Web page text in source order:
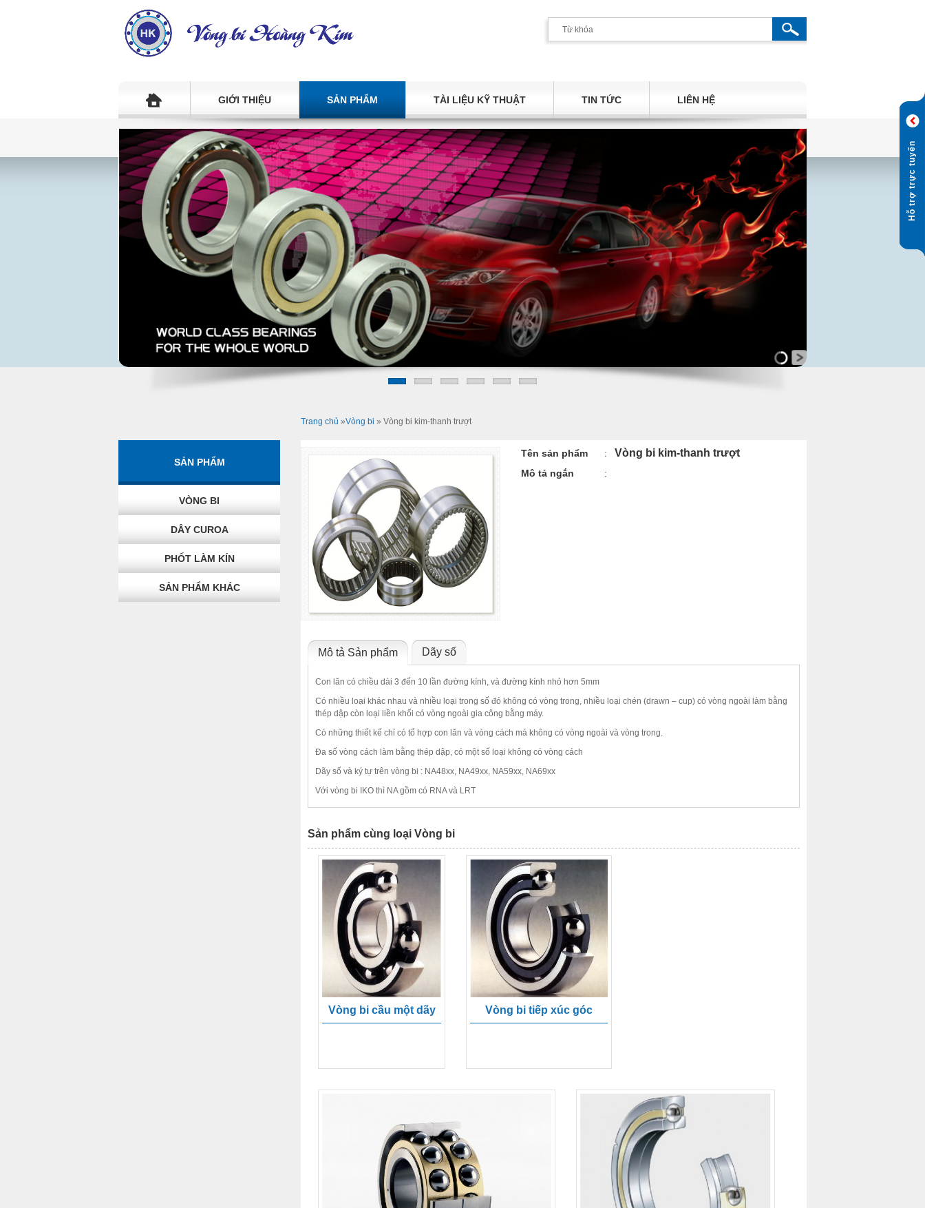
GIỚI THIỆU SẢN PHẨM TÀI LIỆU KỸ THUẬT TIN TỨC LIÊN HỆ
Trang chủ »Vòng bi » Vòng bi kim-thanh trượt
SẢN PHẨM
VÒNG BI
DÂY CUROA
PHỐT LÀM KÍN
SẢN PHẨM KHÁC
Tên sản phẩm : Vòng bi kim-thanh trượt
Mô tả ngắn :
Mô tả Sản phẩm Dãy số
Con lăn có chiều dài 3 đến 10 lần đường kính, và đường kính nhỏ hơn 5mm
Có nhiều loại khác nhau và nhiều loại trong số đó không có vòng trong, nhiều loại chén (drawn – cup) có vòng ngoài làm bằng
thép dập còn loại liền khối có vòng ngoài gia công bằng máy.
Có những thiết kế chỉ có tổ hợp con lăn và vòng cách mà không có vòng ngoài và vòng trong.
Đa số vòng cách làm bằng thép dập, có một số loại không có vòng cách
Dãy số và ký tự trên vòng bi : NA48xx, NA49xx, NA59xx, NA69xx
Với vòng bi IKO thì NA gồm có RNA và LRT
Sản phẩm cùng loại Vòng bi
Vòng bi cầu một dãy Vòng bi tiếp xúc góc
Hỗ trợ trực tuyến